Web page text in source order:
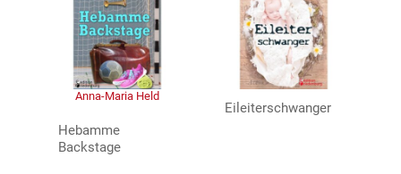
Anna-Maria Held
Hebamme
Backstage
Eileiterschwanger